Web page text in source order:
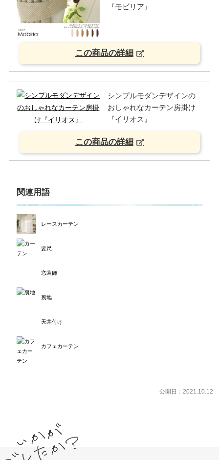
『モビリア』
この商品の詳細
シンプルモダンデザインの
おしゃれなカーテン房掛け
『イリオス』
この商品の詳細
関連用語
レースカーテン
要尺
窓装飾
裏地
天井付け
カフェカーテン
公開日：2021.10.12